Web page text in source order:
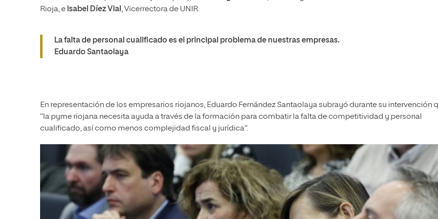
Rioja, e Isabel Díez Vial , Vicerrectora de UNIR.
La falta de personal cualificado es el principal problema de nuestras empresas.
Eduardo Santaolaya
En representación de los empresarios riojanos, Eduardo Fernández Santaolaya subrayó durante su intervención
“la pyme riojana necesita ayuda a través de la formación para combatir la falta de competitividad y personal
cualificado, así como menos complejidad fiscal y jurídica”.